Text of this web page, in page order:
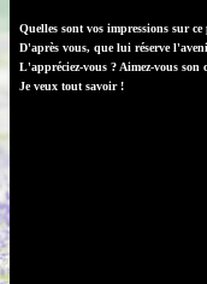
Quelles sont vos impressions sur ce
D'après vous, que lui réserve
L'appréciez-vous ? Aimez-vous son
Je veux tout savoir !